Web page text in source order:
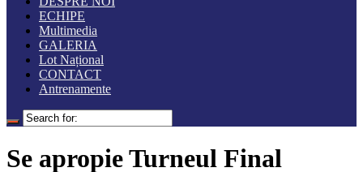
ECHIPE
Multimedia
GALERIA
Lot Național
CONTACT
Antrenamente
Se apropie Turneul Final